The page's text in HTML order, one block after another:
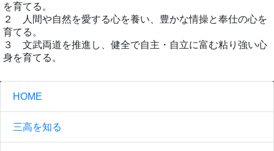
を育てる。
２ 人間や自然を愛する心を養い、豊かな情操と奉仕の心を
育てる。
３ 文武両道を推進し、健全で自主・自立に富む粘り強い心
身を育てる。
HOME
三高を知る